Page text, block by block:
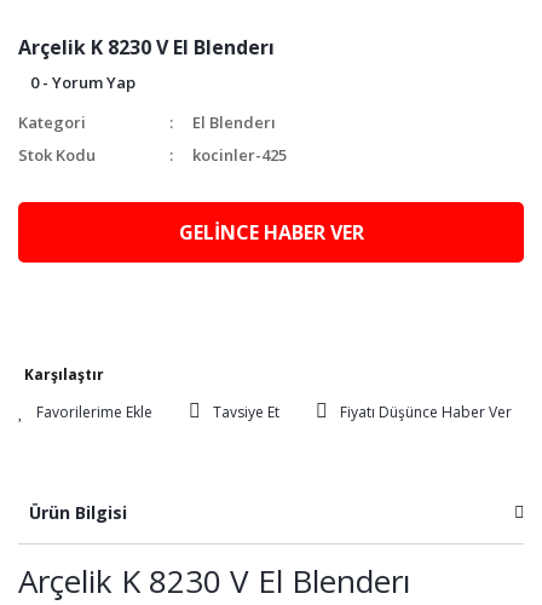
Arçelik K 8230 V El Blenderı
0 - Yorum Yap
Kategori
El Blenderı
Stok Kodu
kocinler-425
GELİNCE HABER VER
Karşılaştır
Tavsiye Et
Fiyatı Düşünce Haber Ver
Ürün Bilgisi
Arçelik K 8230 V El Blenderı